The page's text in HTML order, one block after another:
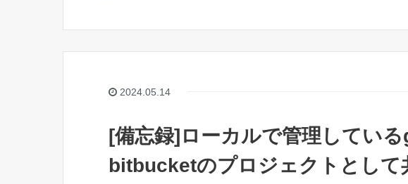
2024.05.14
[備忘録]ローカルで管理してい
bitbucketのプロジェクトとして